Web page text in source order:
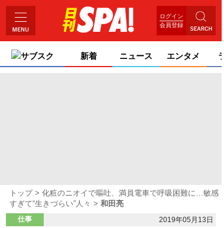
ログイン
会員登録
サブスク 新着 ニュース エンタメ
トップ
化粧のニオイで嘔吐、満員電車で呼吸困難に…敏感
すぎて“生きづらい”人々
和田亮
仕事 2019年05月13日